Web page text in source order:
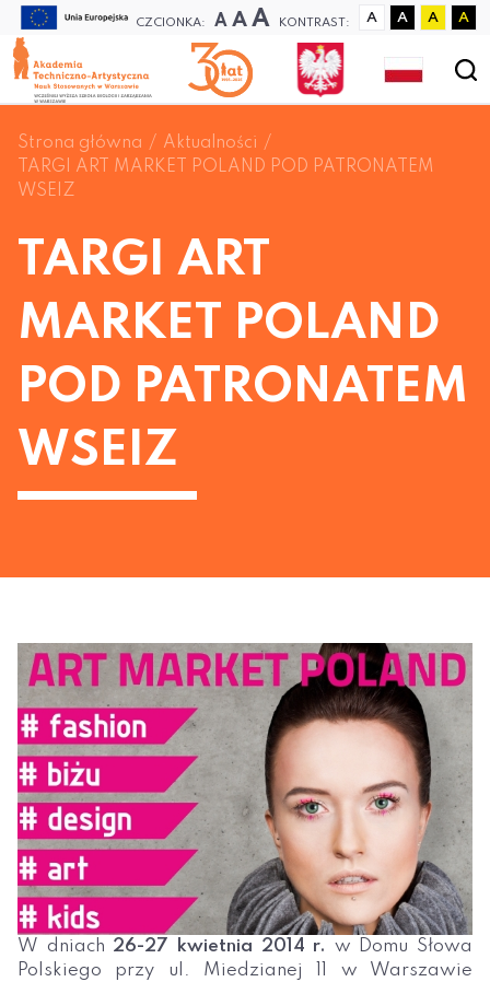
CZCIONKA: A A A KONTRAST: A A A A
Strona główna
Aktualności
TARGI ART MARKET POLAND POD PATRONATEM
WSEIZ
TARGI ART
MARKET POLAND
POD PATRONATEM
WSEIZ
W dniach 26-27 kwietnia 2014 r. w Domu Słowa
Polskiego przy ul. Miedzianej 11 w Warszawie